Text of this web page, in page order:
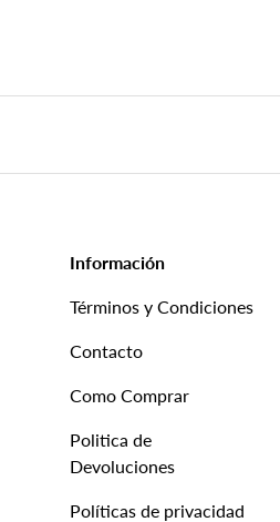
Información
Términos y Condiciones
Contacto
Como Comprar
Politica de
Devoluciones
Políticas de privacidad